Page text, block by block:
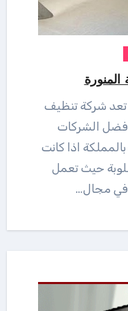
الشركات
اذا كانت
حيث تعمل
في مجال…